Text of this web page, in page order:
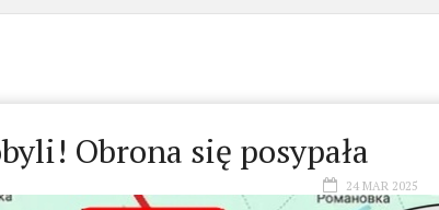
Obrona się posypała
24 MAR 2025